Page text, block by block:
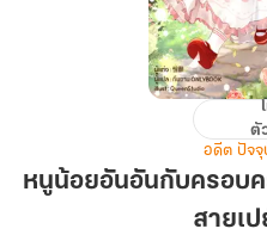
อัน
ตั
อดีต ปัจ
หนูน้อยอันอันกับครอบ
สายเ